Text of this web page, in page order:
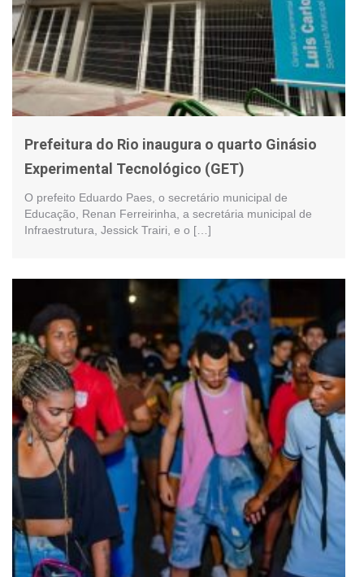
Prefeitura do Rio inaugura o quarto Ginásio
Experimental Tecnológico (GET)
O prefeito Eduardo Paes, o secretário municipal de
Educação, Renan Ferreirinha, a secretária municipal de
Infraestrutura, Jessick Trairi, e o […]